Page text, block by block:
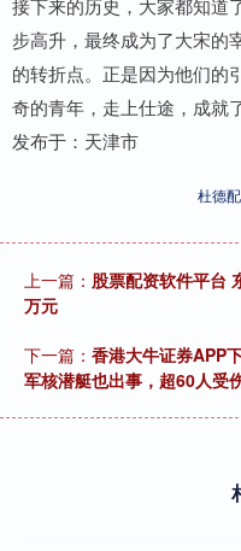
接下来的历史，大家都知道
步高升，最终成为了大宋的
的转折点。正是因为他们的
奇的青年，走上仕途，成就
发布于：天津市
杜德
上一篇： 股票配资软件平台
万元
下一篇： 香港大牛证券APP
军核潜艇也出事，超60人受